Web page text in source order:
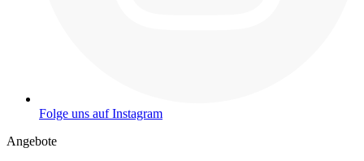
Folge uns auf Instagram
Angebote